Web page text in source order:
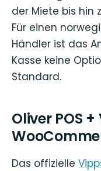
der Miete bis hin
Für einen
Händler ist das
Kasse keine
Standard.
Oliver POS
Das offizielle